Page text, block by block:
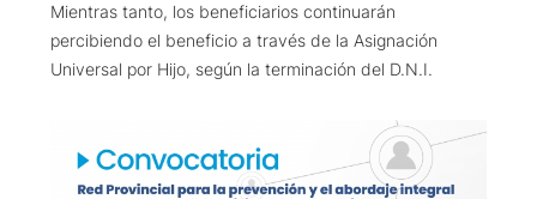
Mientras tanto, los beneficiarios continuarán
percibiendo el beneficio a través de la Asignación
Universal por Hijo, según la terminación del D.N.I.